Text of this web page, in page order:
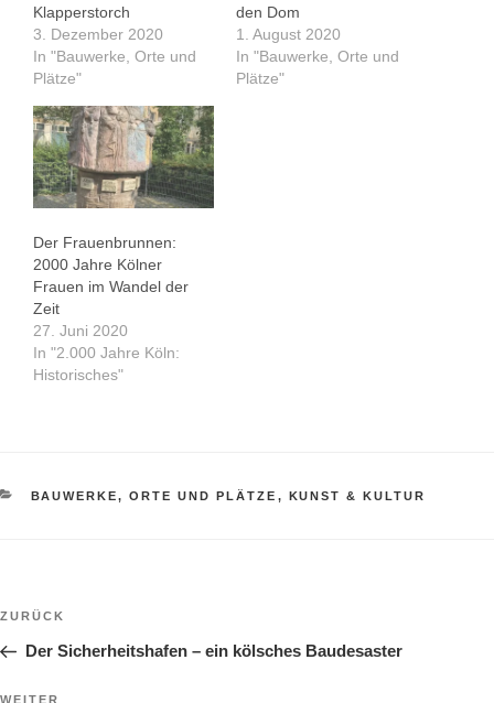
Klapperstorch
3. Dezember 2020
In "Bauwerke, Orte und
Plätze"
den Dom
1. August 2020
In "Bauwerke, Orte und
Plätze"
Der Frauenbrunnen:
2000 Jahre Kölner
Frauen im Wandel der
Zeit
27. Juni 2020
In "2.000 Jahre Köln:
Historisches"
KATEGORIEN
BAUWERKE, ORTE UND PLÄTZE , KUNST & KULTUR
Beitragsnavigation
Vorheriger
Beitrag
ZURÜCK
Der Sicherheitshafen – ein kölsches Baudesaster
WEITER